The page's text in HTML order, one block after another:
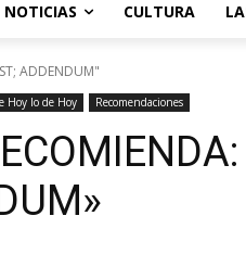
NOTICIAS CULTURA
ADDENDUM"
Hoy lo de Hoy Recomendaciones